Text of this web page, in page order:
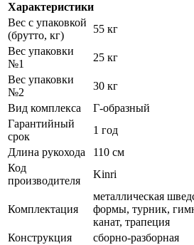
Характеристики
Вес с упаковкой
(брутто, кг)
55 кг
Вес упаковки
№1
25 кг
Вес упаковки
№2
30 кг
Вид комплекса
Г-образный
Гарантийный
срок
1 год
Длина рукохода
110 см
Код
производителя
Kinri
Комплектация
металлическая
формы, турник,
канат, трапеция
Конструкция
сборно-разборная